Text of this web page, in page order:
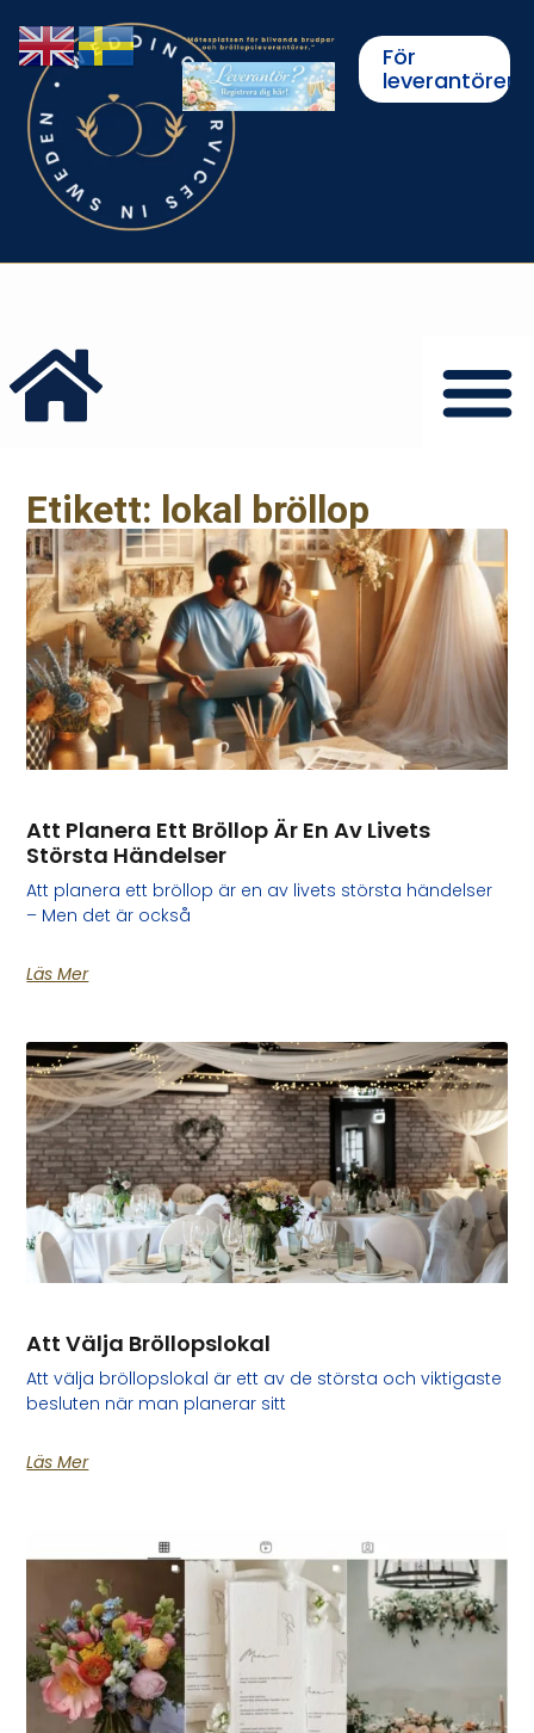
För
leverantörer
Etikett: lokal bröllop
Att Planera Ett Bröllop Är En Av Livets
Största Händelser
Att planera ett bröllop är en av livets största händelser
– Men det är också
Läs Mer
Att Välja Bröllopslokal
Att välja bröllopslokal är ett av de största och viktigaste
besluten när man planerar sitt
Läs Mer